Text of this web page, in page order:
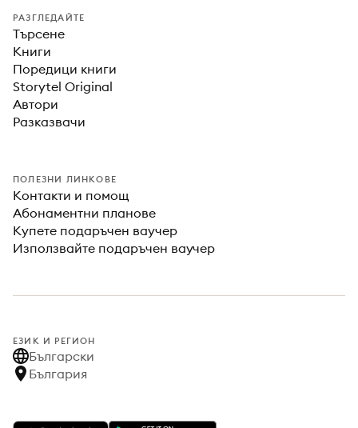
РАЗГЛЕДАЙТЕ
Търсене
Книги
Поредици книги
Storytel Original
Автори
Разказвачи
ПОЛЕЗНИ ЛИНКОВЕ
Контакти и помощ
Абонаментни планове
Купете подаръчен ваучер
Използвайте подаръчен ваучер
ЕЗИК И РЕГИОН
Български
България